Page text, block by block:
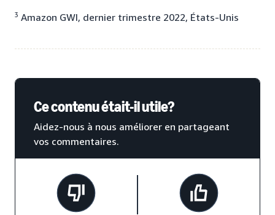
3 Amazon GWI, dernier trimestre 2022, États-Unis
Ce contenu était-il utile?
Aidez-nous à nous améliorer en partageant
vos commentaires.